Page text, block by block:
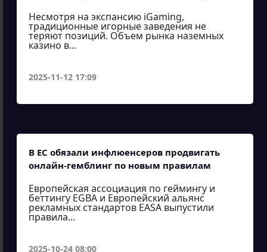
Несмотря на экспансию iGaming,
традиционные игорные заведения не
теряют позиций. Объем рынка наземных
казино в...
2025-11-12 17:09
В ЕС обязали инфлюенсеров продвигать
онлайн-гемблинг по новым правилам
Европейская ассоциация по геймингу и
беттингу EGBA и Европейский альянс
рекламных стандартов EASA выпустили
правила...
2025-10-24 08:00